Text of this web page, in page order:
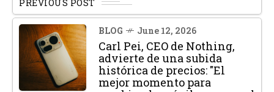
PREVIOUS POST
BLOG June 12, 2026
Carl Pei, CEO de Nothing,
advierte de una subida
histórica de precios: "El
mejor momento para